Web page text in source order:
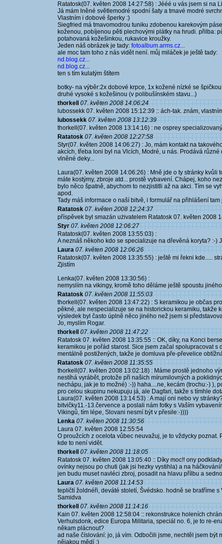
Ratatosk(07. květen 2008 14:27:58) : Jééé u vás jsem si na
Já mám lněné světlemodré spodní šaty a tmavé modré
Vlastním i dobové šperky :)
Siegfried má tmavomodrou tuniku zdobenou karekovým
koženou, pobíjenou pěti plechovými plátky na hrudi. přilba:
potahovaná kožešinkou, rukavice kroužky.
Jeden náš obrázek je tady: fotoalbum.arms.cz...
ale moc tam toho z nás vidět není. můj miláček je ještě tady:
nd.blog.cz...
nd.blog.cz...
ten s tím kulatým štítem
botky- na výběr:2x dobové krpce, 1x kožené nízké se
druhé vysoké s kožešinou (v polibušínském stavu...)
thorkell 07. květen 2008 14:06:24
lubossekk 07. květen 2008 15:12:39 :: ách-tak. znám,
lubossekk 07. květen 2008 13:12:39
thorkell(07. květen 2008 13:14:16) : ne osprey
Ratatosk 07. květen 2008 12:27:58
Styr(07. květen 2008 14:06:27) : Jo, mám kontakt na
akcích, třeba loni byl na Vlcích, Modré, u nás. Prodává
vlněné deky...
Laura(07. květen 2008 14:06:26) : Mně jde o ty stránky
máte kostýmy, zbroje atd... prostě vybavení. Chápej, koho
bylo něco špatně, abychom to nezjistitli až na akci. Tím se
apod.
Tady máš informace o naší bitvě, i formulář na přihlášení
Ratatosk 07. květen 2008 12:24:37
příspěvek byl smazán użivatelem Ratatosk 07. květen 2008
Styr 07. květen 2008 12:06:27
Ratatosk(07. květen 2008 13:55:03) :
A neznáš někoho kdo se specializuje na dřevěná koryta? :-)
Laura 07. květen 2008 12:06:26
Ratatosk(07. květen 2008 13:35:55) : ještě mi řekni kde.....
Zjistím
Lenka(07. květen 2008 13:30:56) :
nemyslím na vikingy, kromě toho děláme ještě spoustu
Ratatosk 07. květen 2008 11:55:03
thorkell(07. květen 2008 13:47:22) : S keramikou je občas
pěkné, ale nespecializuje se na historickou keramiku, takže
výsledek byl často úplně něco jiného než jsem si
Jo, myslím Rogar.
thorkell 07. květen 2008 11:47:22
Ratatosk 07. květen 2008 13:35:55 :: OK, díky, na Konci
keramikou je pořád starost. Sice jsem začal spolupracovat
mentálně postižených, takže je domluva pře-převelice
Ratatosk 07. květen 2008 11:35:55
thorkell(07. květen 2008 13:02:18) : Máme prostě jednoho
nestíhá vyrábět, protože při našich mírumilovných a
nechápu, jak je to možné) :-)) haha....ne, kecám (trochu:-) ),
pro celou skupinu nekupuju já, ale Dagfari, takže s tímhle
Laura(07. květen 2008 13:14:53) : A mají oni nebo vy
bitvičky11.-13.července a poslali nám fotky s Vaším
Vikingů, tím lépe, Slovani nesmí být v přesile:-))))
Lenka 07. květen 2008 11:30:56
Laura 07. květen 2008 12:55:54
O proužcích z ocelota vůbec neuvažuj, je to vždycky
kde to není vidět.
thorkell 07. květen 2008 11:18:05
Ratatosk 07. květen 2008 13:05:40 :: Díky moc!! ony
ovínky nejsou po chuti (jak jsi hezky vystihla) a na
jen budu muset navléci zbroj, posadit na hlavu přílbu a
Laura 07. květen 2008 11:14:53
tepličtí žoldnéři, deváté století, Švédsko. hodně se bratříme
Samidva
thorkell 07. květen 2008 11:14:16
Kain 07. květen 2008 12:58:04 :: rekonstrukce holeních
Verhulsdonk, edice Europa Militaria, speciál no. 6, je to re-
někam plácnout?
ad naše číslování: jo, já vím. Odbočili jsme, nechtěl jsem být
nějakou mědí :)